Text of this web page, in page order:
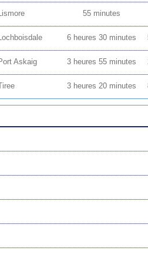
55 minutes
6 heures 30 minutes
Askaig 3 heures 55 minutes
3 heures 20 minutes